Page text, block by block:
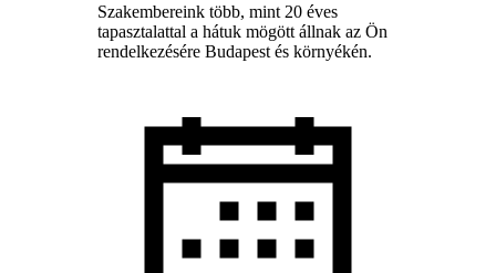
Szakembereink több, mint 20 éves
tapasztalattal a hátuk mögött állnak az Ön
rendelkezésére Budapest és környékén.